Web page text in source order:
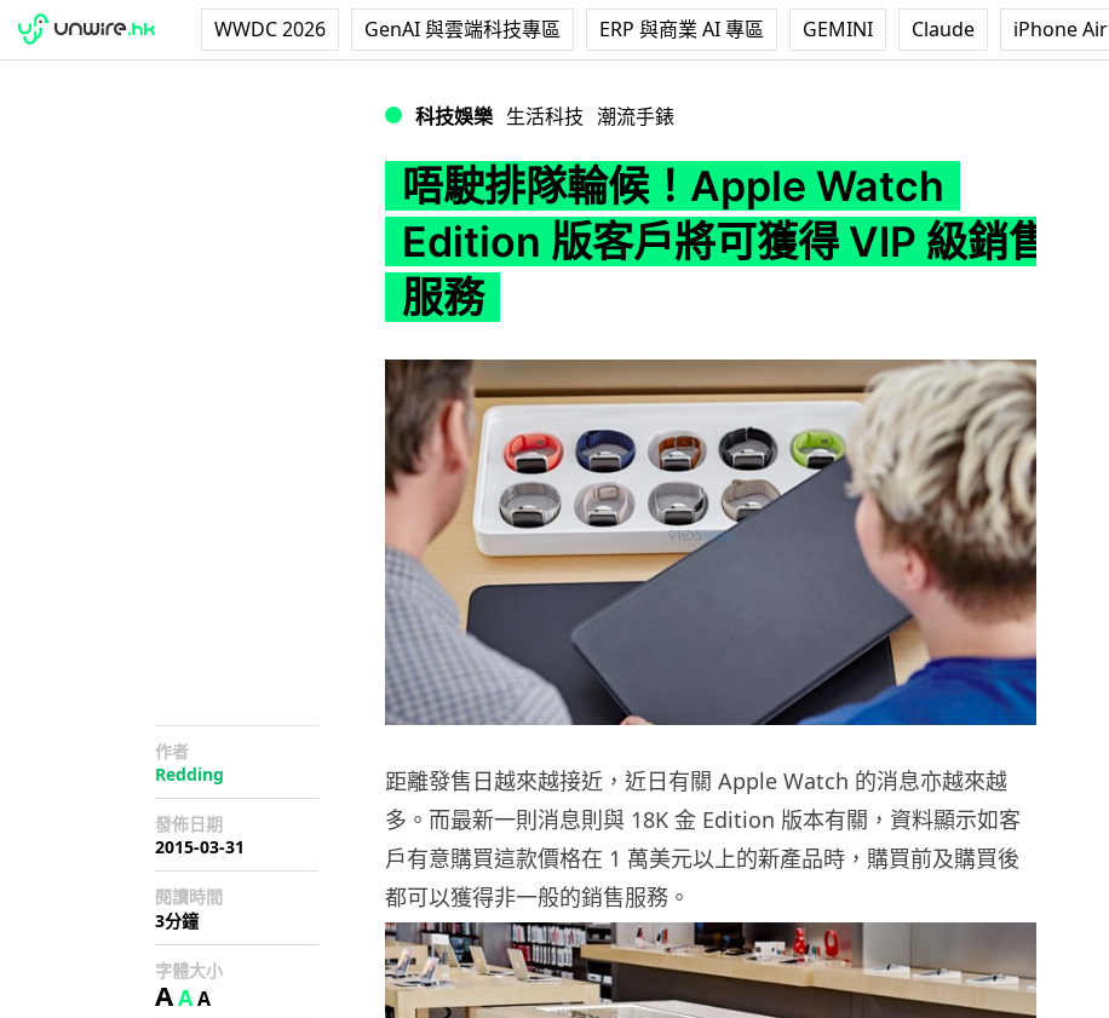
WWDC 2026 GenAI 與雲端科技專區 ERP 與商業 AI 專區 GEMINI Claude iPhone Air
科技娛樂 生活科技 潮流手錶
唔駛排隊輪候！Apple Watch
Edition 版客戶將可獲得 VIP 級銷售
服務
作者
Redding
發佈日期
2015-03-31
閱讀時間
3分鐘
字體大小
AAA
距離發售日越來越接近，近日有關 Apple Watch 的消息亦越來越
多。而最新一則消息則與 18K 金 Edition 版本有關，資料顯示如客
戶有意購買這款價格在 1 萬美元以上的新產品時，購買前及購買後
都可以獲得非一般的銷售服務。